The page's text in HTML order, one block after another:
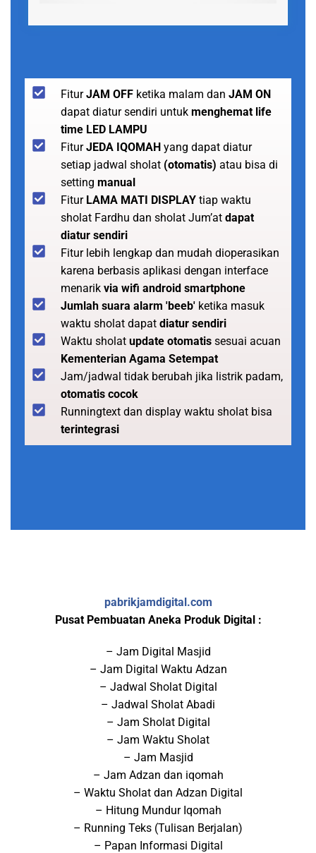
FiturJAM OFF ketika malam dan JAM ON
dapat diatur sendiri untuk menghemat life
time LED LAMPU
FiturJEDA IQOMAH yang dapat diatur
setiap jadwal sholat (otomatis) atau bisa di
setting manual
Fitur LAMA MATI DISPLAY tiap waktu
sholat Fardhu dan sholat Jum’at dapat
diatur sendiri
Fitur lebih lengkap dan mudah dioperasikan
karena berbasis aplikasi dengan interface
menarik via wifi android smartphone
Jumlah suara alarm 'beeb' ketika masuk
waktu sholat dapat diatur sendiri
Waktu sholat update otomatis sesuai acuan
Kementerian Agama Setempat
Jam/jadwal tidak berubah jika listrik padam,
otomatis cocok
Runningtext dan display waktu sholat bisa
terintegrasi
pabrikjamdigital.com
Pusat Pembuatan Aneka Produk Digital :
– Jam Digital Masjid
– Jam Digital Waktu Adzan
– Jadwal Sholat Digital
– Jadwal Sholat Abadi
– Jam Sholat Digital
– Jam Waktu Sholat
– Jam Masjid
– Jam Adzan dan iqomah
– Waktu Sholat dan Adzan Digital
– Hitung Mundur Iqomah
– Running Teks (Tulisan Berjalan)
– Papan Informasi Digital